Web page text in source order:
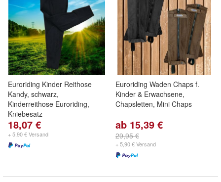
Euroriding Kinder Reithose
Kandy, schwarz,
Kinderreithose Euroriding,
Kniebesatz
18,07 €
+ 5,90 € Versand
Euroriding Waden Chaps f.
Kinder & Erwachsene,
Chapsletten, Mini Chaps
ab 15,39 €
29,95 €
+ 5,90 € Versand